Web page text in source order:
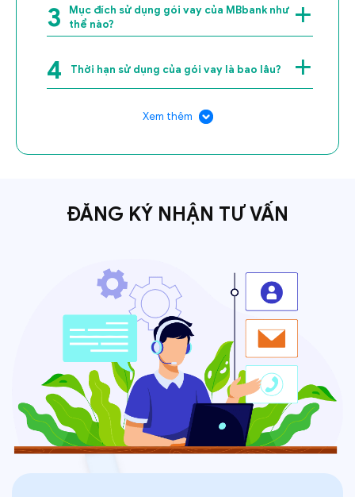
3
Mục đích sử dụng gói vay của MBbank như
thể nào?
4 Thời hạn sử dụng của gói vay là bao lâu?
Xem thêm
ĐĂNG KÝ NHẬN TƯ VẤN